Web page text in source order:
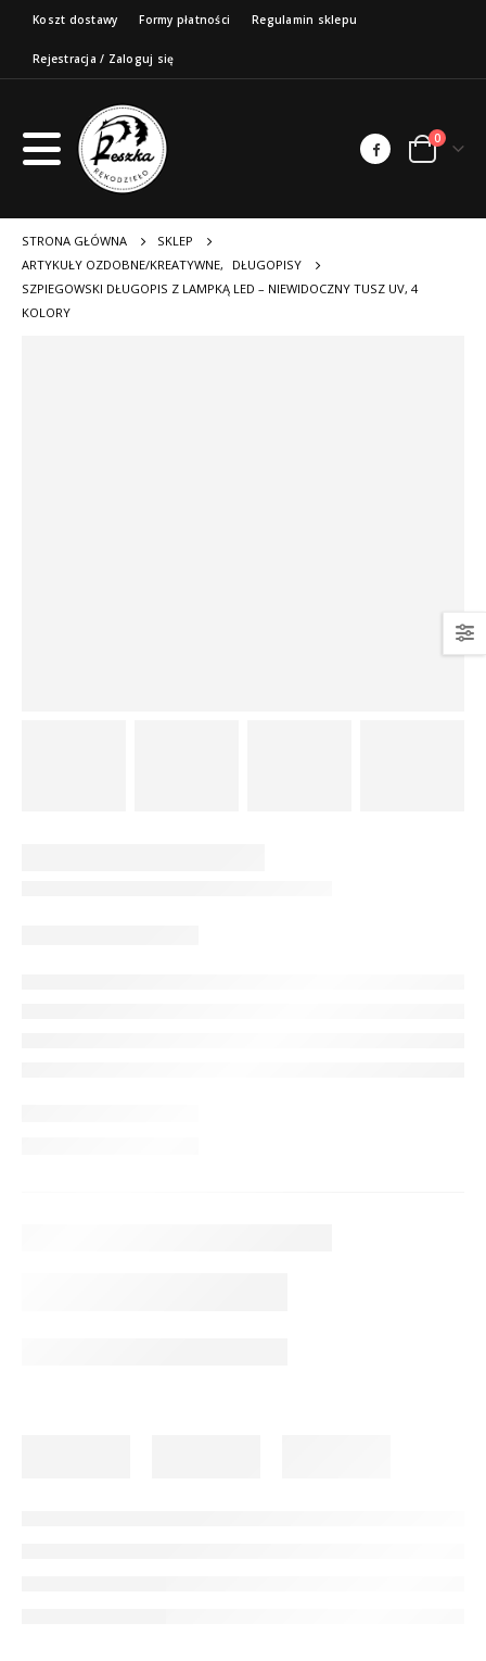
Koszt dostawy Formy płatności Regulamin sklepu
Rejestracja / Zaloguj się
0
STRONA GŁÓWNA
SKLEP
ARTYKUŁY OZDOBNE/KREATYWNE,
DŁUGOPISY
SZPIEGOWSKI DŁUGOPIS Z LAMPKĄ LED – NIEWIDOCZNY TUSZ UV, 4
KOLORY